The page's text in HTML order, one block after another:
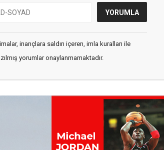
inançlara saldırı içeren, imla kuralları ile
yorumlar onaylanmamaktadır.